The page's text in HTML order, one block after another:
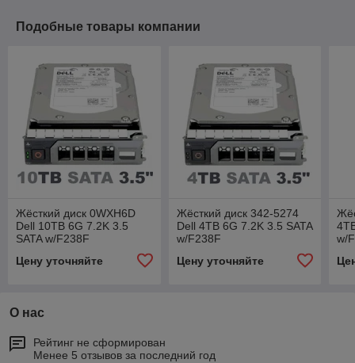
Подобные товары компании
Жёсткий диск 0WXH6D
Dell 10TB 6G 7.2K 3.5
SATA w/F238F
Цену уточняйте
Жёсткий диск 342-5274
Dell 4TB 6G 7.2K 3.5 SATA
w/F238F
Цену уточняйте
w/
О нас
Рейтинг не сформирован
Менее 5 отзывов за последний год